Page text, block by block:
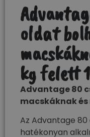
oldat
kg felett
Advantage 80
macskáknak
Az Advantage
hatékonyan